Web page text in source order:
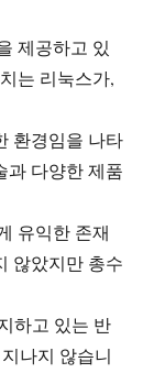
제공하고 있
는 리눅스가,
환경임을 나타
과 다양한 제품
유익한 존재
않았지만 총수
하고 있는 반
나지 않습니